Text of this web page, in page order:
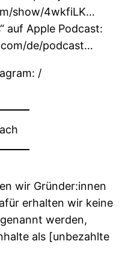
show/4wkfiLK…
auf Apple Podcast:
de/podcast…
/
wir Gründer:innen
erhalten wir keine
werden,
als [unbezahlte